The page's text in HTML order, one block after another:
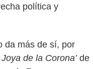
política y
da más de sí, por
Joya de la Corona’de